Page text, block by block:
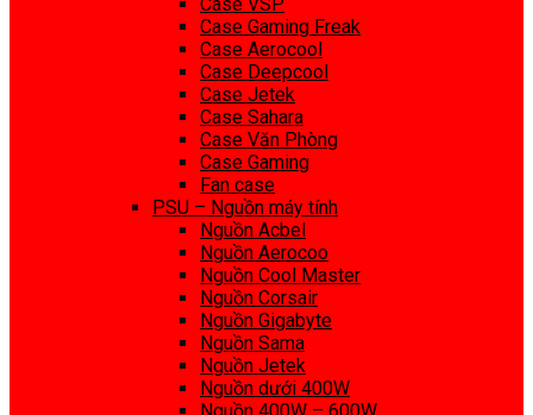
Case Gaming Freak
Case Aerocool
Case Deepcool
Case Jetek
Case Sahara
Case Văn Phòng
Case Gaming
Fan case
PSU – Nguồn máy tính
Nguồn Acbel
Nguồn Aerocoo
Nguồn Cool Master
Nguồn Corsair
Nguồn Gigabyte
Nguồn Sama
Nguồn Jetek
Nguồn dưới 400W